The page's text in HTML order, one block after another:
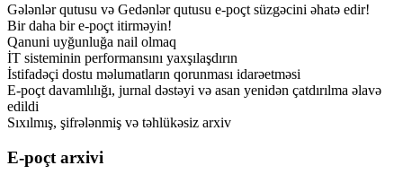
Gələnlər qutusu və Gedənlər qutusu e-poçt süzgəcini əhatə edir!
Bir daha bir e-poçt itirməyin!
Qanuni uyğunluğa nail olmaq
İT sisteminin performansını yaxşılaşdırın
İstifadəçi dostu məlumatların qorunması idarəetməsi
E-poçt davamlılığı, jurnal dəstəyi və asan yenidən çatdırılma əlavə
edildi
Sıxılmış, şifrələnmiş və təhlükəsiz arxiv
E-poçt arxivi